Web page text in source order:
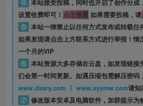
④ 本站接受投稿，同时也开启了创作分成
设置收费即可！ 点击查看如果需要投稿，请
⑤ 本站一律禁止以任何方式发布或转载任
如果发现请点击上方联系方式进行举报！情
一个月的VIP
⑥ 本站资源大多存储在云盘，如发现链接
们会第一时间更新。如遇压缩包需解压密码
www.dsary.com 丨 www.syymw.com请知
⑦ 修改版本安卓及电脑软件，加群提示为